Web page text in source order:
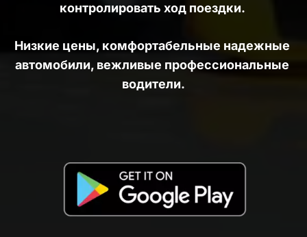
контролировать ход поездки.
Низкие цены, комфортабельные надежные
автомобили, вежливые профессиональные
водители.